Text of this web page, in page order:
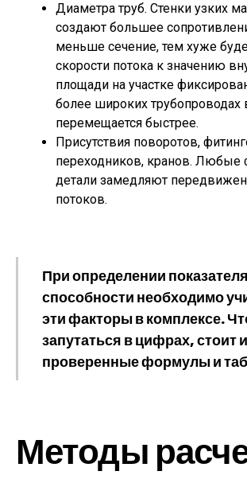
Диаметра труб. Стенки узких
создают большее
меньше сечение, тем хуже
скорости потока к значению
площади на участке
более широких трубопроводах
перемещается быстрее.
Присутствия поворотов,
переходников, кранов. Любые
детали замедляют
потоков.
При определении
способности необходимо
эти факторы в комплексе.
запутаться в цифрах, стоит
проверенные формулы и
Методы